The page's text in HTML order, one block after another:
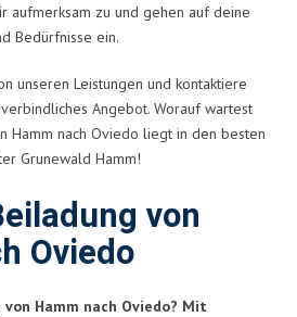
aufmerksam zu und gehen auf deine
Bedürfnisse ein.
unseren Leistungen und kontaktiere
Angebot. Worauf wartest
Hamm nach Oviedo liegt in den besten
Grunewald Hamm!
von
Oviedo
Hamm nach Oviedo? Mit